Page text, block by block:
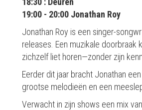
19:00 - 20:00 Jonathan Roy
Jonathan Roy is een singer-
releases. Een muzikale
zichzelf liet horen—zonder zijn
Eerder dit jaar bracht Jonathan
grootse melodieën en een
Verwacht in zijn shows een mix